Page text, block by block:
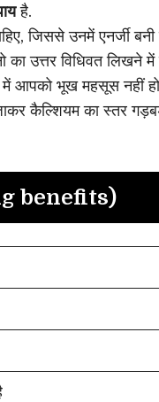
है.
जिससे उनमें एनर्जी
का उत्तर विधिवत लिखने
आपको भूख महसूस नहीं
कैल्शियम का स्तर
benefits)